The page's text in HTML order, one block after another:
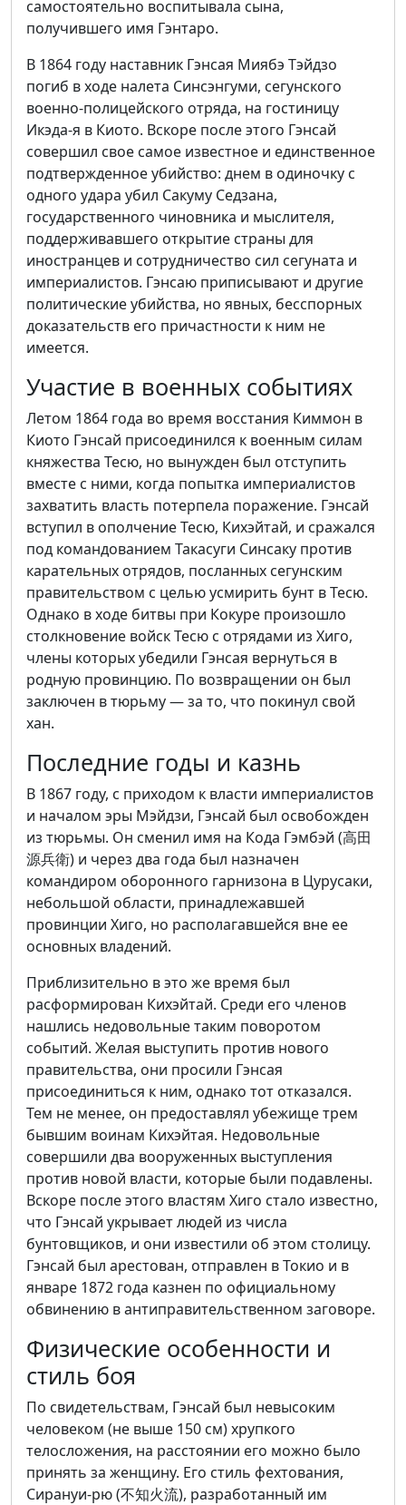
самостоятельно воспитывала сына,
получившего имя Гэнтаро.
В 1864 году наставник Гэнсая Миябэ Тэйдзо
погиб в ходе налета Синсэнгуми, сегунского
военно-полицейского отряда, на гостиницу
Икэда-я в Киото. Вскоре после этого Гэнсай
совершил свое самое известное и единственное
подтвержденное убийство: днем в одиночку с
одного удара убил Сакуму Седзана,
государственного чиновника и мыслителя,
поддерживавшего открытие страны для
иностранцев и сотрудничество сил сегуната и
империалистов. Гэнсаю приписывают и другие
политические убийства, но явных, бесспорных
доказательств его причастности к ним не
имеется.
Участие в военных событиях
Летом 1864 года во время восстания Киммон в
Киото Гэнсай присоединился к военным силам
княжества Тесю, но вынужден был отступить
вместе с ними, когда попытка империалистов
захватить власть потерпела поражение. Гэнсай
вступил в ополчение Тесю, Кихэйтай, и сражался
под командованием Такасуги Синсаку против
карательных отрядов, посланных сегунским
правительством с целью усмирить бунт в Тесю.
Однако в ходе битвы при Кокуре произошло
столкновение войск Тесю с отрядами из Хиго,
члены которых убедили Гэнсая вернуться в
родную провинцию. По возвращении он был
заключен в тюрьму — за то, что покинул свой
хан.
Последние годы и казнь
В 1867 году, с приходом к власти империалистов
и началом эры Мэйдзи, Гэнсай был освобожден
из тюрьмы. Он сменил имя на Кода Гэмбэй (高田
源兵衛) и через два года был назначен
командиром оборонного гарнизона в Цурусаки,
небольшой области, принадлежавшей
провинции Хиго, но располагавшейся вне ее
основных владений.
Приблизительно в это же время был
расформирован Кихэйтай. Среди его членов
нашлись недовольные таким поворотом
событий. Желая выступить против нового
правительства, они просили Гэнсая
присоединиться к ним, однако тот отказался.
Тем не менее, он предоставлял убежище трем
бывшим воинам Кихэйтая. Недовольные
совершили два вооруженных выступления
против новой власти, которые были подавлены.
Вскоре после этого властям Хиго стало известно,
что Гэнсай укрывает людей из числа
бунтовщиков, и они известили об этом столицу.
Гэнсай был арестован, отправлен в Токио и в
январе 1872 года казнен по официальному
обвинению в антиправительственном заговоре.
Физические особенности и
стиль боя
По свидетельствам, Гэнсай был невысоким
человеком (не выше 150 см) хрупкого
телосложения, на расстоянии его можно было
принять за женщину. Его стиль фехтования,
Сирануи-рю (不知火流), разработанный им